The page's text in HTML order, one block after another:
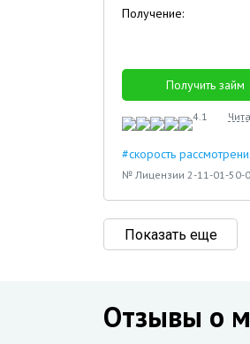
Получение:
Получить займ
4.1
#скорость
№ Лицензии 2-11-01-50-
Показать еще
Отзывы о